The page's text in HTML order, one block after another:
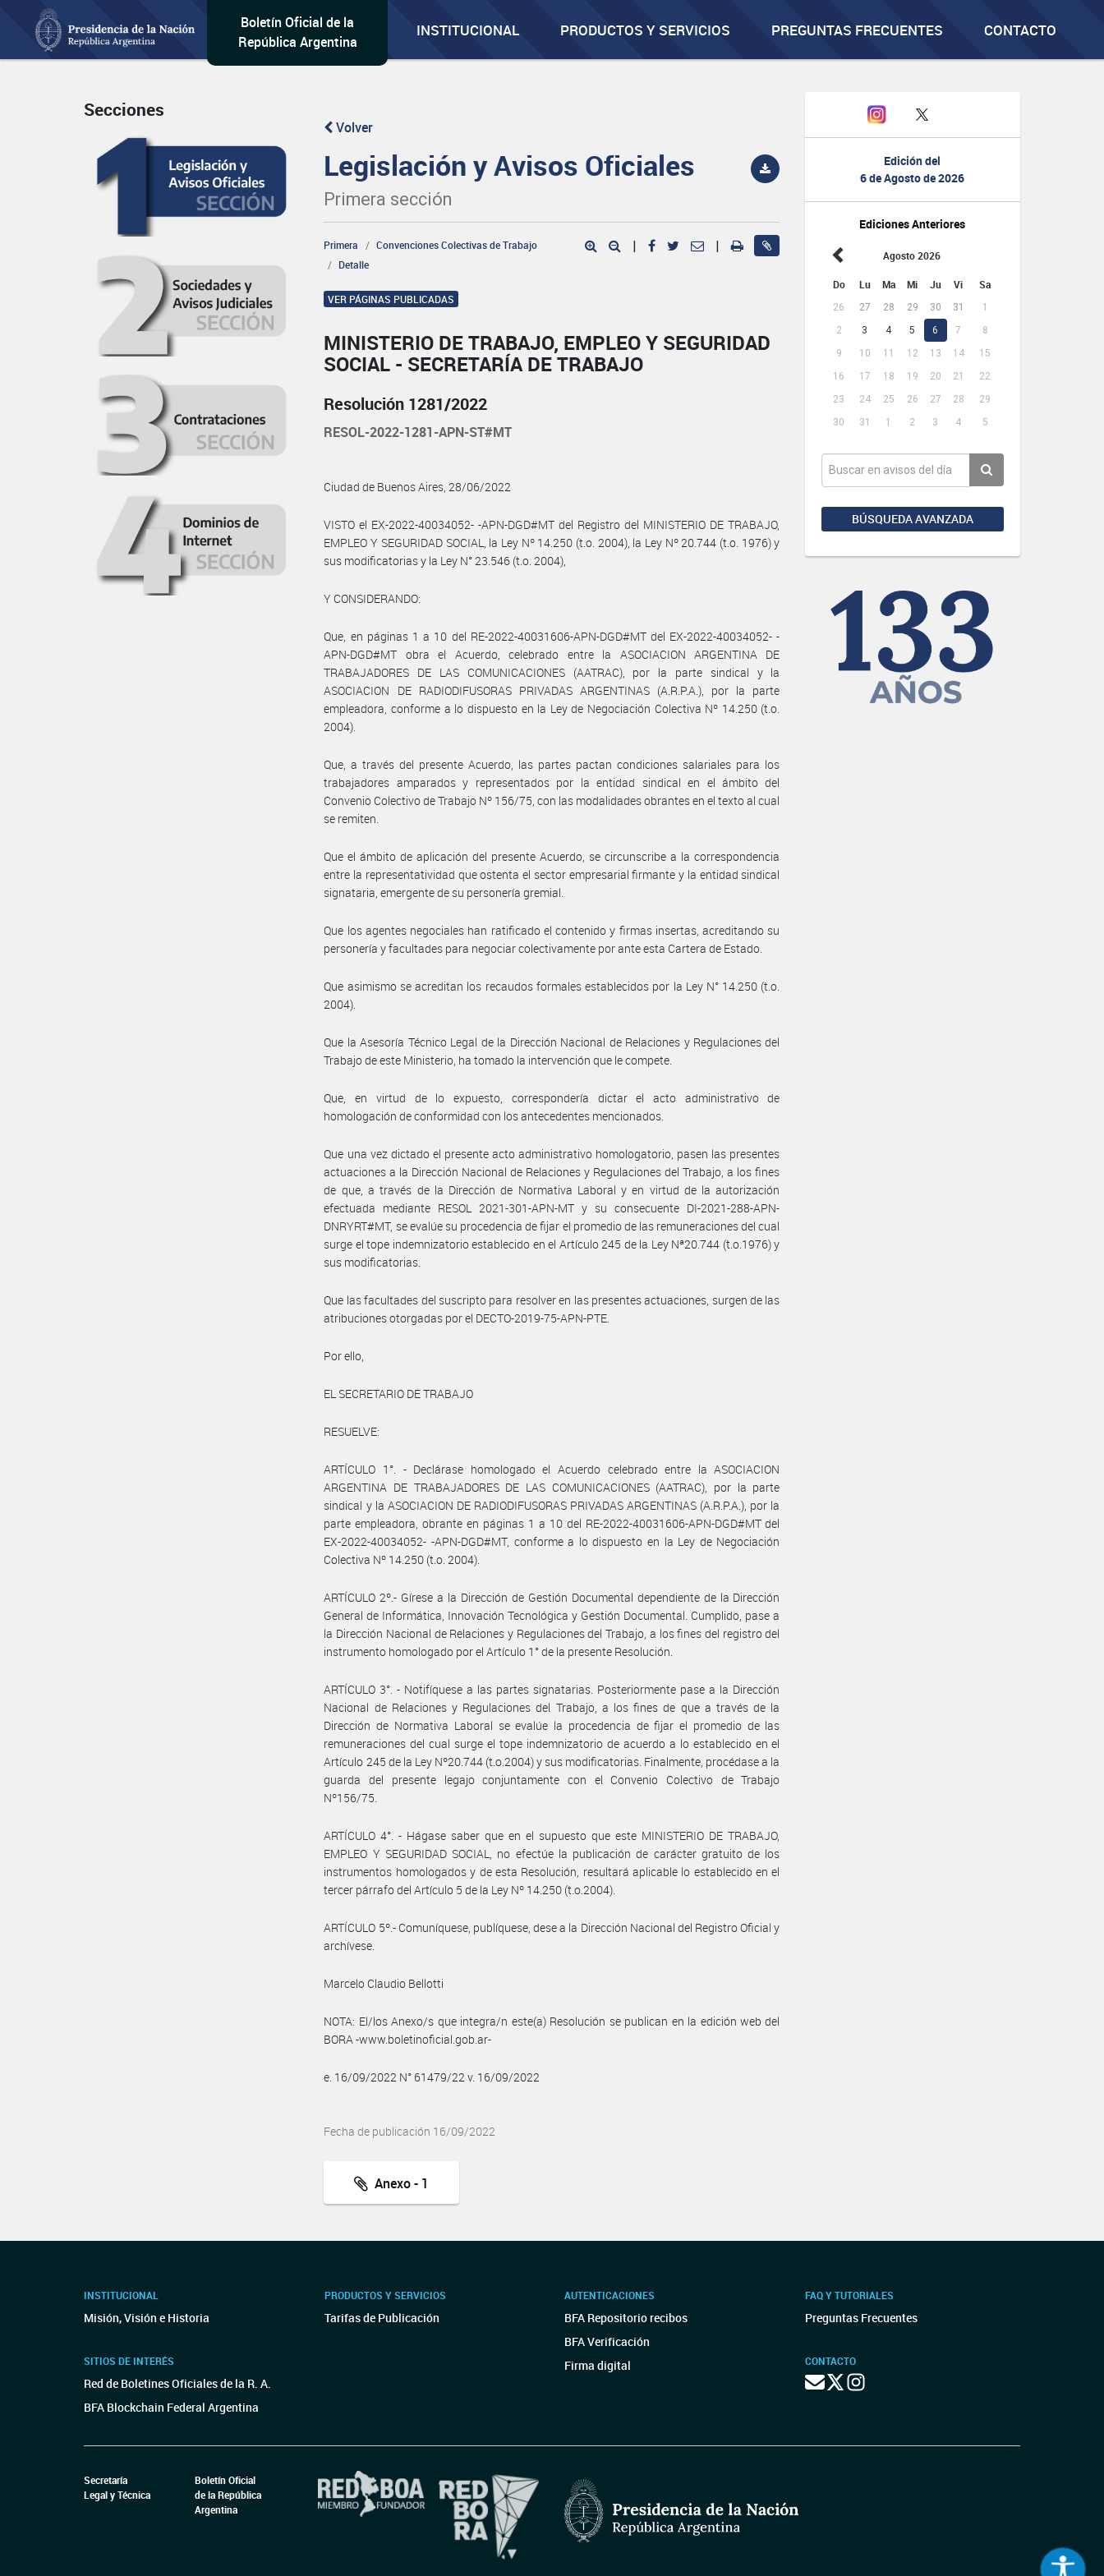
Boletín Oficial de la
República Argentina
INSTITUCIONAL PRODUCTOS Y SERVICIOS PREGUNTAS FRECUENTES CONTACTO
Edición del
6 de Agosto de 2026
Ediciones Anteriores
Agosto 2026
Do Lu Ma Mi Ju Vi Sa
26 27 28 29 30 31
1
2
3 4 5 6 7
8
9
10 11 12 13 14
15
16
17 18 19 20 21
22
23
24 25 26 27 28
29
30
31 1 2 3 4 5
BÚSQUEDA AVANZADA
Secciones
Volver
Legislación y Avisos Oficiales
Primera sección
Primera
Convenciones Colectivas de Trabajo
Detalle
| |
VER PÁGINAS PUBLICADAS
MINISTERIO DE TRABAJO, EMPLEO Y SEGURIDAD
SOCIAL - SECRETARÍA DE TRABAJO
Resolución 1281/2022
RESOL-2022-1281-APN-ST#MT
Ciudad de Buenos Aires, 28/06/2022
VISTO el EX-2022-40034052- -APN-DGD#MT del Registro del MINISTERIO DE TRABAJO,
EMPLEO Y SEGURIDAD SOCIAL, la Ley Nº 14.250 (t.o. 2004), la Ley Nº 20.744 (t.o. 1976) y
sus modificatorias y la Ley N° 23.546 (t.o. 2004),
Y CONSIDERANDO:
Que, en páginas 1 a 10 del RE-2022-40031606-APN-DGD#MT del EX-2022-40034052- -
APN-DGD#MT obra el Acuerdo, celebrado entre la ASOCIACION ARGENTINA DE
TRABAJADORES DE LAS COMUNICACIONES (AATRAC), por la parte sindical y la
ASOCIACION DE RADIODIFUSORAS PRIVADAS ARGENTINAS (A.R.P.A.), por la parte
empleadora, conforme a lo dispuesto en la Ley de Negociación Colectiva Nº 14.250 (t.o.
2004).
Que, a través del presente Acuerdo, las partes pactan condiciones salariales para los
trabajadores amparados y representados por la entidad sindical en el ámbito del
Convenio Colectivo de Trabajo Nº 156/75, con las modalidades obrantes en el texto al cual
se remiten.
Que el ámbito de aplicación del presente Acuerdo, se circunscribe a la correspondencia
entre la representatividad que ostenta el sector empresarial firmante y la entidad sindical
signataria, emergente de su personería gremial.
Que los agentes negociales han ratificado el contenido y firmas insertas, acreditando su
personería y facultades para negociar colectivamente por ante esta Cartera de Estado.
Que asimismo se acreditan los recaudos formales establecidos por la Ley N° 14.250 (t.o.
2004).
Que la Asesoría Técnico Legal de la Dirección Nacional de Relaciones y Regulaciones del
Trabajo de este Ministerio, ha tomado la intervención que le compete.
Que, en virtud de lo expuesto, correspondería dictar el acto administrativo de
homologación de conformidad con los antecedentes mencionados.
Que una vez dictado el presente acto administrativo homologatorio, pasen las presentes
actuaciones a la Dirección Nacional de Relaciones y Regulaciones del Trabajo, a los fines
de que, a través de la Dirección de Normativa Laboral y en virtud de la autorización
efectuada mediante RESOL 2021-301-APN-MT y su consecuente DI-2021-288-APN-
DNRYRT#MT, se evalúe su procedencia de fijar el promedio de las remuneraciones del cual
surge el tope indemnizatorio establecido en el Artículo 245 de la Ley Nª20.744 (t.o.1976) y
sus modificatorias.
Que las facultades del suscripto para resolver en las presentes actuaciones, surgen de las
atribuciones otorgadas por el DECTO-2019-75-APN-PTE.
Por ello,
EL SECRETARIO DE TRABAJO
RESUELVE:
ARTÍCULO 1°. - Declárase homologado el Acuerdo celebrado entre la ASOCIACION
ARGENTINA DE TRABAJADORES DE LAS COMUNICACIONES (AATRAC), por la parte
sindical y la ASOCIACION DE RADIODIFUSORAS PRIVADAS ARGENTINAS (A.R.P.A.), por la
parte empleadora, obrante en páginas 1 a 10 del RE-2022-40031606-APN-DGD#MT del
EX-2022-40034052- -APN-DGD#MT, conforme a lo dispuesto en la Ley de Negociación
Colectiva Nº 14.250 (t.o. 2004).
ARTÍCULO 2º.- Gírese a la Dirección de Gestión Documental dependiente de la Dirección
General de Informática, Innovación Tecnológica y Gestión Documental. Cumplido, pase a
la Dirección Nacional de Relaciones y Regulaciones del Trabajo, a los fines del registro del
instrumento homologado por el Artículo 1° de la presente Resolución.
ARTÍCULO 3°. - Notifíquese a las partes signatarias. Posteriormente pase a la Dirección
Nacional de Relaciones y Regulaciones del Trabajo, a los fines de que a través de la
Dirección de Normativa Laboral se evalúe la procedencia de fijar el promedio de las
remuneraciones del cual surge el tope indemnizatorio de acuerdo a lo establecido en el
Artículo 245 de la Ley Nº20.744 (t.o.2004) y sus modificatorias. Finalmente, procédase a la
guarda del presente legajo conjuntamente con el Convenio Colectivo de Trabajo
Nº156/75.
ARTÍCULO 4°. - Hágase saber que en el supuesto que este MINISTERIO DE TRABAJO,
EMPLEO Y SEGURIDAD SOCIAL, no efectúe la publicación de carácter gratuito de los
instrumentos homologados y de esta Resolución, resultará aplicable lo establecido en el
tercer párrafo del Artículo 5 de la Ley Nº 14.250 (t.o.2004).
ARTÍCULO 5º.- Comuníquese, publíquese, dese a la Dirección Nacional del Registro Oficial y
archívese.
Marcelo Claudio Bellotti
NOTA: El/los Anexo/s que integra/n este(a) Resolución se publican en la edición web del
BORA -www.boletinoficial.gob.ar-
e. 16/09/2022 N° 61479/22 v. 16/09/2022
Fecha de publicación 16/09/2022
Anexo - 1
INSTITUCIONAL
Misión, Visión e Historia
SITIOS DE INTERÉS
Red de Boletines Oficiales de la R. A.
BFA Blockchain Federal Argentina
PRODUCTOS Y SERVICIOS
Tarifas de Publicación
AUTENTICACIONES
BFA Repositorio recibos
BFA Verificación
Firma digital
FAQ Y TUTORIALES
Preguntas Frecuentes
CONTACTO
Secretaría
Legal y Técnica
Boletín Oficial
de la República
Argentina